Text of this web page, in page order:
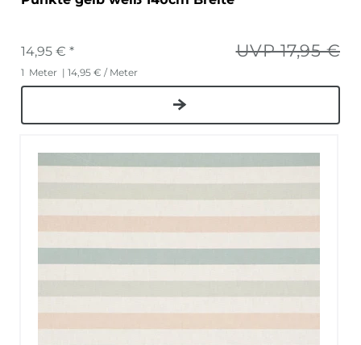
UVP 17,95 €
14,95 € *
1 Meter | 14,95 € / Meter